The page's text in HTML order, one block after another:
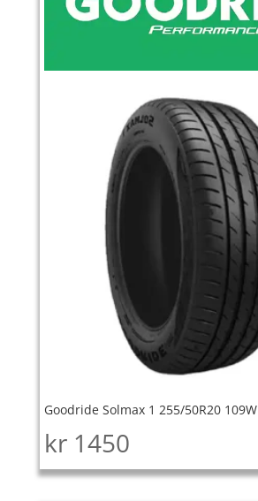
Goodride Solmax 1 255/50R20 109W
kr 1450